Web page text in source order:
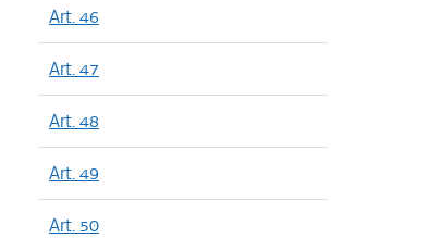
Art. 46
Art. 47
Art. 48
Art. 49
Art. 50